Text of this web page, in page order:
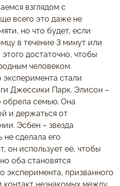
взглядом с
всего это даже не
но что будет, если
в течение 3 минут или
достаточно, чтобы
человеком.
стали
Джессики Парк. Элисон –
обрела семью. Она
и держаться от
Эсбен – звезда
не сделала его
он использует её, чтобы
оба становятся
эксперимента, призванного
контакт незнакомых между